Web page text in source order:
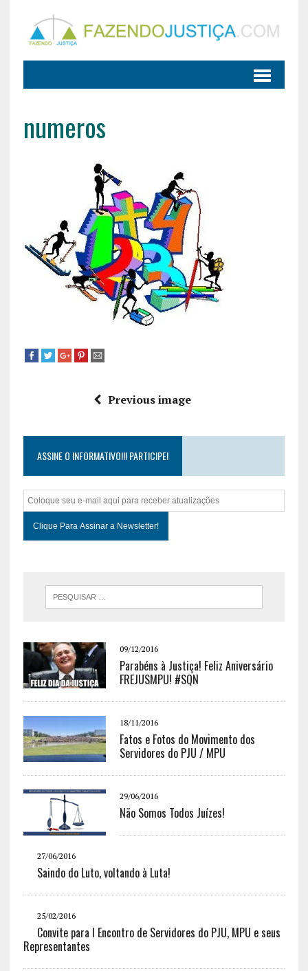
numeros
Previous image
ASSINE O INFORMATIVO!!! PARTICIPE!
09/12/2016
Parabéns à Justiça! Feliz Aniversário
FREJUSMPU! #SQN
18/11/2016
Fatos e Fotos do Movimento dos
Servidores do PJU / MPU
29/06/2016
Não Somos Todos Juízes!
27/06/2016
Saindo do Luto, voltando à Luta!
25/02/2016
Convite para I Encontro de Servidores do PJU, MPU e seus
Representantes